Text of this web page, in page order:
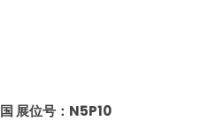
展位号：N5P10